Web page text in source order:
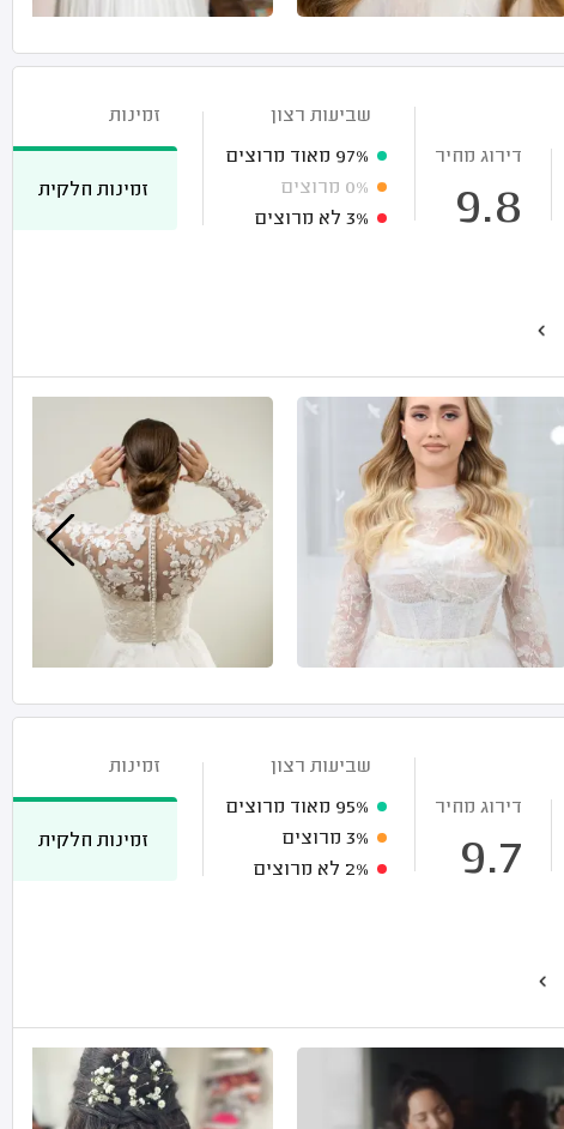
דירוג מחיר
9.8
שביעות רצון
97% מאוד מרוצים
0% מרוצים
3% לא מרוצים
זמינות
זמינות חלקית
דירוג מחיר
9.7
שביעות רצון
95% מאוד מרוצים
3% מרוצים
2% לא מרוצים
זמינות
זמינות חלקית